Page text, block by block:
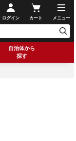
ログイン カート メニュー
自治体から
探す